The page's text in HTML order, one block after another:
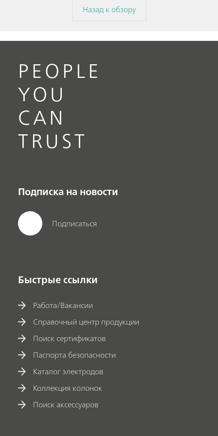
Назад к обзору
PEOPLE
YOU
CAN
TRUST
Подписка на новости
Подписаться
Быстрые ссылки
Работа/Вакансии
Справочный центр продукции
Поиск сертификатов
Паспорта безопасности
Каталог электродов
Коллекция колонок
Поиск аксессуаров